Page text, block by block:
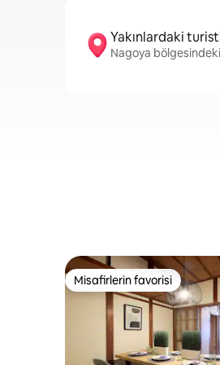
Yakınlardaki
Nagoya
Misafirlerin favorisi
Misafirlerin favorisi